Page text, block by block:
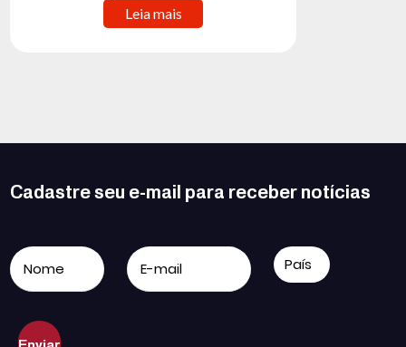
Leia mais
Cadastre seu e-mail para receber notícias